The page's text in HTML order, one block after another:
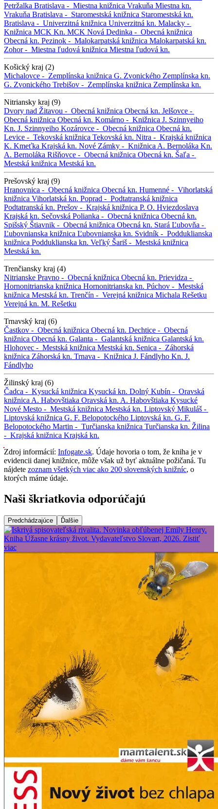
Petržalka Bratislava - Miestna knižnica Vrakuňa Miestna kn.
Vrakuňa Bratislava - Staromestská knižnica Staromestská kn.
Bratislava - Univerzitná knižnica Univerzitná kn. Malacky -
Knižnica MCK Kn. MCK Nová Dedinka - Obecná knižnica
Obecná kn. Pezinok - Malokarpatská knižnica Malokarpatská kn.
Zohor - Miestna ľudová knižnica Miestna ľudová kn.
Košický kraj (2)
Michalovce - Zemplínska knižnica G. Zvonického Zemplínska kn.
G. Zvonického Trebišov - Zemplínska knižnica Zemplínska kn.
Nitriansky kraj (9)
Dvory nad Žitavou - Obecná knižnica Obecná kn. Jelšovce -
Obecná knižnica Obecná kn. Komárno - Knižnica J. Szinnyeiho
Kn. J. Szinnyeiho Kozárovce - Obecná knižnica Obecná kn.
Levice - Tekovská knižnica Tekovská kn. Nitra - Krajská knižnica
K. Kmeťka Krajská kn. Nové Zámky - Knižnica A. Bernoláka Kn.
A. Bernoláka Rišňovce - Obecná knižnica Obecná kn. Šaľa -
Mestská knižnica Mestská kn.
Prešovský kraj (9)
Hranovnica - Obecná knižnica Obecná kn. Humenné - Vihorlatská
knižnica Vihorlatská kn. Poprad - Podtatranská knižnica
Podtatranská kn. Prešov - Krajská knižnica P. O. Hviezdoslava
Krajská kn. Sečovská Polianka - Obecná knižnica Obecná kn.
Spišský Štiavnik - Obecná knižnica Obecná kn. Stará Ľubovňa -
Ľubovnianska knižnica Ľubovnianska kn. Svidník - Podduklianska
knižnica Podduklianska kn. Veľký Šariš - Mestská knižnica
Mestská kn.
Trenčiansky kraj (4)
Nitrianske Pravno - Obecná knižnica Obecná kn. Prievidza -
Hornonitrianska knižnica Hornonitrianska kn. Púchov - Mestská
knižnica Mestská kn. Trenčín - Verejná knižnica Michala Rešetku
Verejná kn. M. Rešetku
Trnavský kraj (6)
Častkov - Obecná knižnica Obecná kn. Dechtice - Obecná
knižnica Obecná kn. Galanta - Galantská knižnica Galantská kn.
Hlohovec - Mestská knižnica Mestská kn. Senica - Záhorská
knižnica Záhorská kn. Trnava - Knižnica J. Fándlyho Kn. J.
Fándlyho
Žilinský kraj (6)
Čadca - Kysucká knižnica Kysucká kn. Dolný Kubín - Oravská
knižnica A. Habovštiaka Oravská kn. A. Habovštiaka Kysucké
Nové Mesto - Mestská knižnica Mestská kn. Liptovský Mikuláš -
Liptovská knižnica G. F. Belopotockého Liptovská kn. G. F.
Belopotockého Martin - Turčianska knižnica Turčianska kn. Žilina
- Krajská knižnica Krajská kn.
Zdroj informácií: Infogate.sk. Údaje hovoria o tom, že kniha je v
evidencii danej knižnice, môže však už byť aktuálne požičaná. Tu
nájdete zoznam všetkých viac ako 200 slovenských knižníc, o
ktorých máme údaje.
Naši škriatkovia odporúčajú
Predchádzajúce Ďalšie